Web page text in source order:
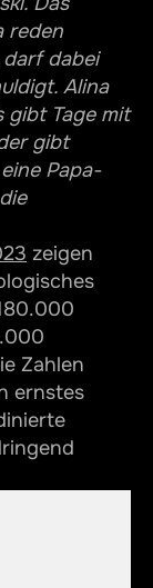
und
und
mit
zur
reden
dabei
Alina
gibt Tage mit
gibt
Papa-
zeigen
Zahlen
ernstes